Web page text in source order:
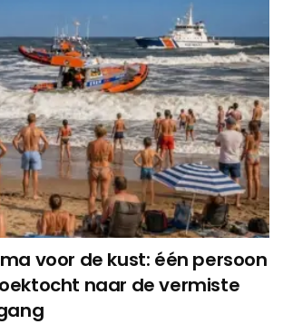
voor de kust: één persoon
naar de vermiste